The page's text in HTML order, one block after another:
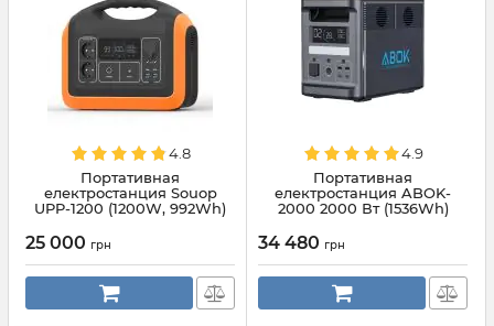
4.8
Портативная
електростанция Souop
UPP-1200 (1200W, 992Wh)
25 000 грн
4.9
Портативная
електростанция ABOK-
2000 2000 Вт (1536Wh)
34 480 грн